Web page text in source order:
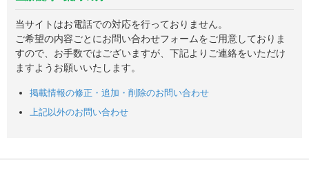
当サイトはお電話での対応を行っておりません。
ご希望の内容ごとにお問い合わせフォームをご用意しておりま
すので、お手数ではございますが、下記よりご連絡をいただけ
ますようお願いいたします。
掲載情報の修正・追加・削除のお問い合わせ
上記以外のお問い合わせ